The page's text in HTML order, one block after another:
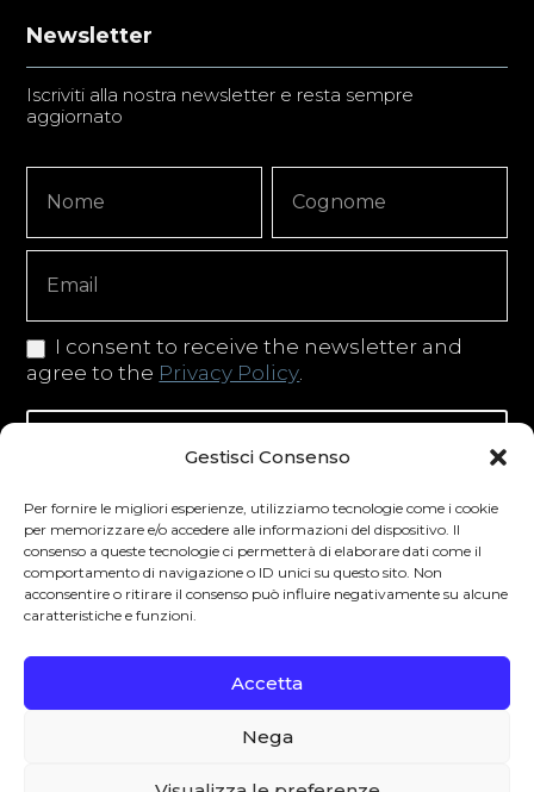
Gestisci Consenso
Per fornire le migliori esperienze, utilizziamo tecnologie come i cookie
per memorizzare e/o accedere alle informazioni del dispositivo. Il
consenso a queste tecnologie ci permetterà di elaborare dati come il
comportamento di navigazione o ID unici su questo sito. Non
acconsentire o ritirare il consenso può influire negativamente su alcune
caratteristiche e funzioni.
Accetta
Nega
Newsletter
Iscriviti alla nostra newsletter e resta sempre
aggiornato
Signup
Copy
I consent to receive the newsletter and
agree to the Privacy Policy.
Iscriviti alla newsletter
Degustibus invita al consumo responsabile.
La vendita di bevande alcoliche è vietata ai
Paese di residenza. L’abuso di alcol è
pericoloso per la salute.